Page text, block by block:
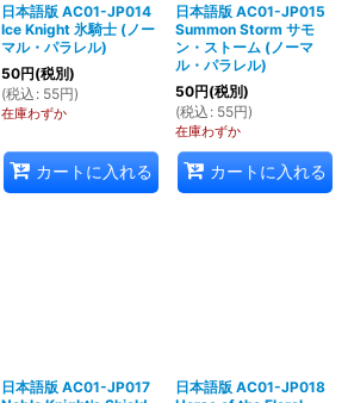
日本語版 AC01-JP014
Ice Knight 氷騎士 (ノー
マル・パラレル)
50円(税別)
(税込 : 55円)
在庫わずか
カートに入れる
日本語版 AC01-JP015
Summon Storm サモ
ン・ストーム (ノーマ
ル・パラレル)
50円(税別)
(税込 : 55円)
在庫わずか
カートに入れる
日本語版 AC01-JP017
日本語版 AC01-JP018